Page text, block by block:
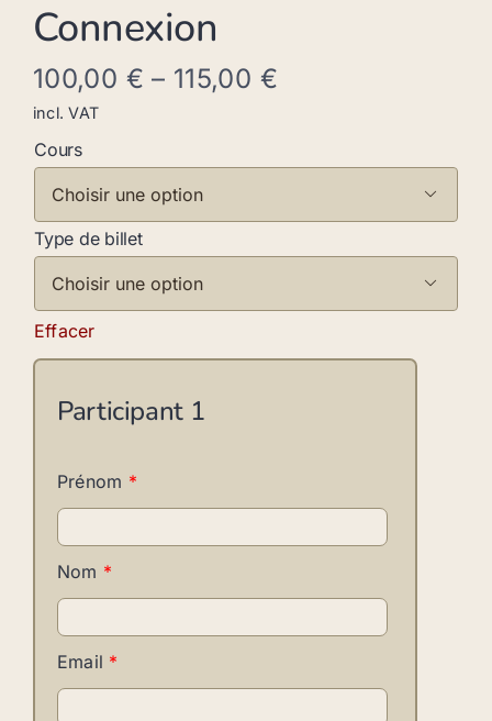
Connexion
100,00 € – 115,00 €
incl. VAT
Cours

Type de billet

Effacer
Participant 1
Prénom *
Nom *
Email *